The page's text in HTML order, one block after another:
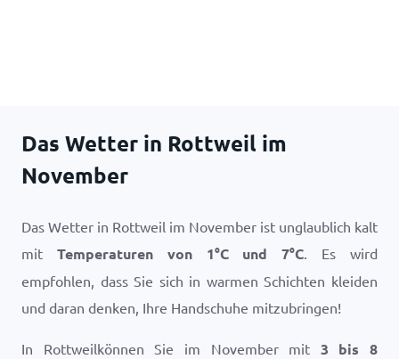
Das Wetter in Rottweil im
November
Das Wetter in Rottweil im November ist unglaublich kalt
mit Temperaturen von 1°Cund7°C. Es wird
empfohlen, dass Sie sich in warmen Schichten kleiden
und daran denken, Ihre Handschuhe mitzubringen!
In Rottweilkönnen Sie im November mit 3 bis 8